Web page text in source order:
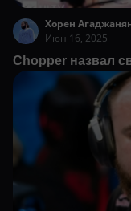
Хорен
Июн 16, 2025
Chopper назвал